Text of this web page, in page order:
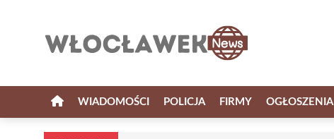
WIADOMOŚCI POLICJA FIRMY OGŁOSZENIA